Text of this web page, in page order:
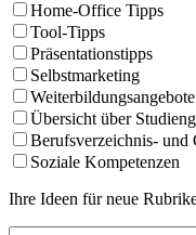
Home-Office Tipps
Tool-Tipps
Präsentationstipps
Selbstmarketing
Weiterbildungsangebote
Übersicht über
Berufsverzeichnis- und
Soziale Kompetenzen
Ihre Ideen für neue